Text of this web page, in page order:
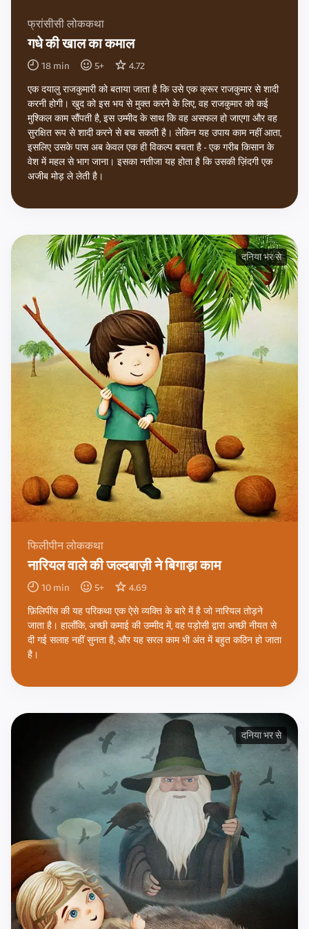
फ्रांसीसी लोककथा
गधे की खाल का कमाल
18 min 5+ 4.72
एक दयालु राजकुमारी को बताया जाता है कि उसे एक क्रूर राजकुमार से शादी
करनी होगी। खुद को इस भय से मुक्त करने के लिए, वह राजकुमार को कई
मुश्किल काम सौंपती है, इस उम्मीद के साथ कि वह असफल हो जाएगा और वह
सुरक्षित रूप से शादी करने से बच सकती है। लेकिन यह उपाय काम नहीं आता,
इसलिए उसके पास अब केवल एक ही विकल्प बचता है - एक गरीब किसान के
वेश में महल से भाग जाना। इसका नतीजा यह होता है कि उसकी ज़िंदगी एक
अजीब मोड़ ले लेती है।
दनिया भर से
फिलीपीन लोककथा
नारियल वाले की जल्दबाज़ी ने बिगाड़ा काम
10 min 5+ 4.69
फ़िलिपींस की यह परिकथा एक ऐसे व्यक्ति के बारे में है जो नारियल तोड़ने
जाता है। हालाँकि, अच्छी कमाई की उम्मीद में, वह पड़ोसी द्वारा अच्छी नीयत से
दी गई सलाह नहीं सुनता है, और यह सरल काम भी अंत में बहुत कठिन हो जाता
है।
दनिया भर से